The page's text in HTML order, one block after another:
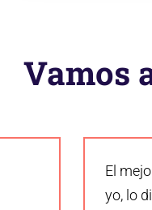
Vamos
El
yo, lo